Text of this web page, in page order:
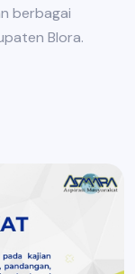
berbagai
Blora.